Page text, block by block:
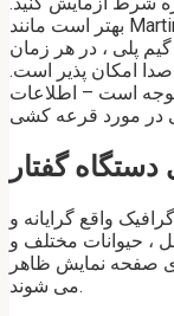
بهتر است مانند Martingale به یکی از استراتژی های برنده پایبند
پلی ، در هر زمان
صدا امکان پذیر است.
توجه است – اطلاعات
واقع گرایانه و
، حیوانات مختلف و
صفحه نمایش ظاهر
می شوند.